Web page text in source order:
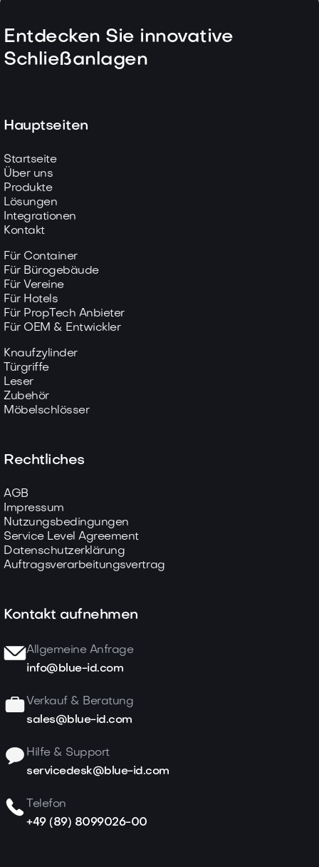
Entdecken Sie innovative
Schließanlagen
Hauptseiten
Startseite
Über uns
Produkte
Lösungen
Integrationen
Kontakt
Für Container
Für Bürogebäude
Für Vereine
Für Hotels
Für PropTech Anbieter
Für OEM & Entwickler
Knaufzylinder
Türgriffe
Leser
Zubehör
Möbelschlösser
Rechtliches
AGB
Impressum
Nutzungsbedingungen
Service Level Agreement
Datenschutzerklärung
Auftragsverarbeitungsvertrag
Kontakt aufnehmen
Allgemeine Anfrage
info@blue-id.com
Verkauf & Beratung
sales@blue-id.com
Hilfe & Support
servicedesk@blue-id.com
Telefon
+49 (89) 8099026-00